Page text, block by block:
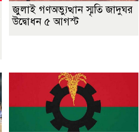
জুলাই গণঅভ্যুত্থান স্মৃতি জাদুঘর
উদ্বোধন ৫ আগস্ট